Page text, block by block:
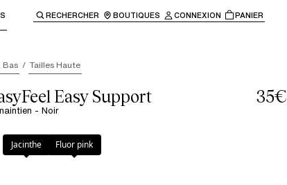
à la navigation principale.
RECHERCHER BOUTIQUES CONNEXION PANIER
Bas Tailles Haute
Easy Support
- Noir
35€
Jacinthe Fluor pink